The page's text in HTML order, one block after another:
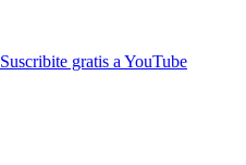
Suscribite gratis a YouTube